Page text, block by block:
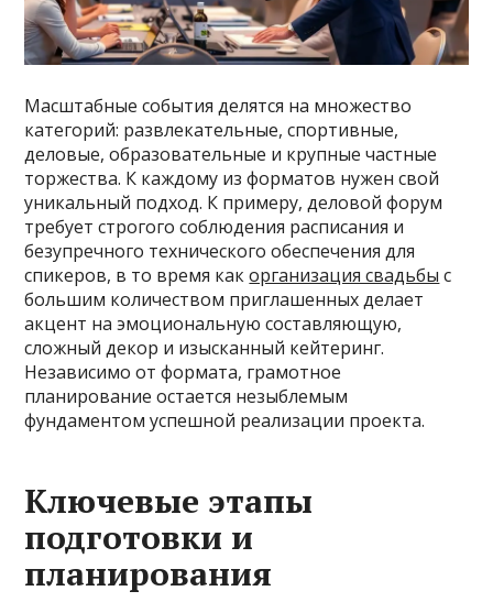
Масштабные события делятся на множество
категорий: развлекательные, спортивные,
деловые, образовательные и крупные частные
торжества. К каждому из форматов нужен свой
уникальный подход. К примеру, деловой форум
требует строгого соблюдения расписания и
безупречного технического обеспечения для
спикеров, в то время какорганизация свадьбы с
большим количеством приглашенных делает
акцент на эмоциональную составляющую,
сложный декор и изысканный кейтеринг.
Независимо от формата, грамотное
планирование остается незыблемым
фундаментом успешной реализации проекта.
Ключевые этапы
подготовки и
планирования